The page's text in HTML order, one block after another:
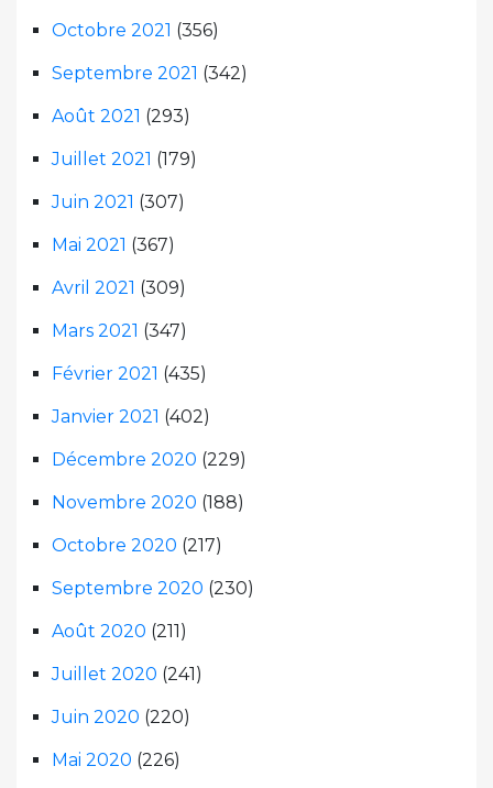
Octobre 2021 (356)
Septembre 2021 (342)
Août 2021 (293)
Juillet 2021 (179)
Juin 2021 (307)
Mai 2021 (367)
Avril 2021 (309)
Mars 2021 (347)
Février 2021 (435)
Janvier 2021 (402)
Décembre 2020 (229)
Novembre 2020 (188)
Octobre 2020 (217)
Septembre 2020 (230)
Août 2020 (211)
Juillet 2020 (241)
Juin 2020 (220)
Mai 2020 (226)